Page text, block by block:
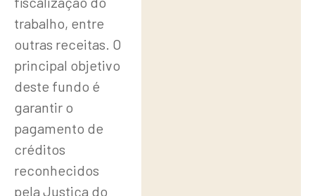
trabalho, entre
outras receitas. O
principal objetivo
deste fundo é
garantir o
pagamento de
créditos
reconhecidos
pela Justiça do